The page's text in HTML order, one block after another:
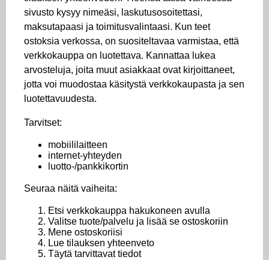
sivusto kysyy nimeäsi, laskutusosoitettasi,
maksutapaasi ja toimitusvalintaasi. Kun teet
ostoksia verkossa, on suositeltavaa varmistaa, että
verkkokauppa on luotettava. Kannattaa lukea
arvosteluja, joita muut asiakkaat ovat kirjoittaneet,
jotta voi muodostaa käsitystä verkkokaupasta ja sen
luotettavuudesta.
Tarvitset:
mobiililaitteen
internet-yhteyden
luotto-/pankkikortin
Seuraa näitä vaiheita:
Etsi verkkokauppa hakukoneen avulla
Valitse tuote/palvelu ja lisää se ostoskoriin
Mene ostoskoriisi
Lue tilauksen yhteenveto
Täytä tarvittavat tiedot